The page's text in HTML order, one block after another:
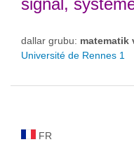
signal,
dallar grubu: matematik
Université de Rennes 1
FR